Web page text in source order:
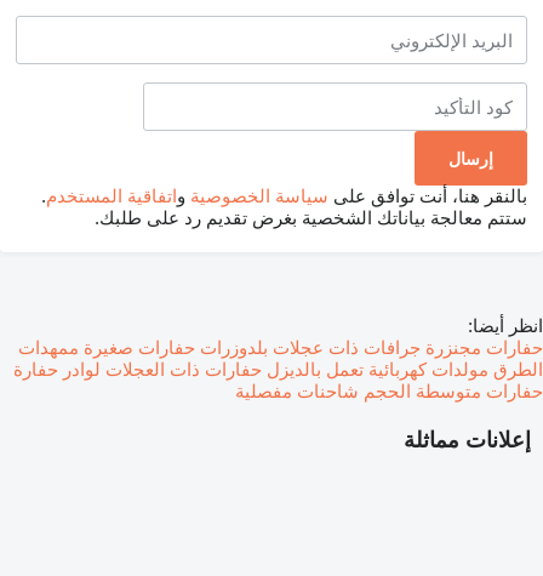
بالنقر هنا، أنت توافق على سياسة الخصوصية واتفاقية المستخدم.
ستتم معالجة بياناتك الشخصية بغرض تقديم رد على طلبك.
إعلانات مماثلة
انظر أيضا:
حفارات مجنزرة جرافات ذات عجلات بلدوزرات حفارات صغيرة ممهدات
الطرق مولدات كهربائية تعمل بالديزل حفارات ذات العجلات لوادر حفارة
حفارات متوسطة الحجم شاحنات مفصلية